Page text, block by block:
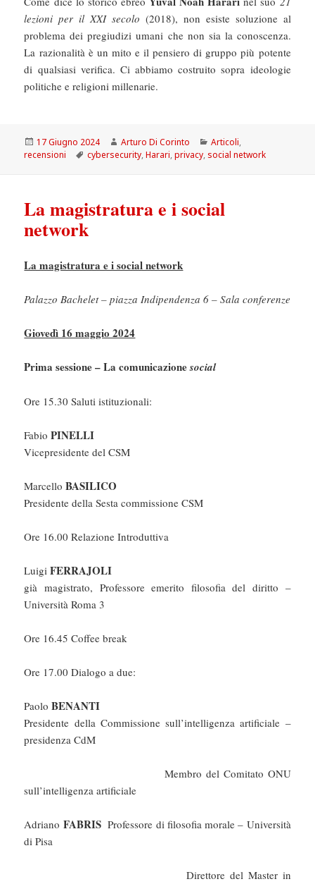
lezioni per il XXI secolo (2018), non esiste soluzione al
problema dei pregiudizi umani che non sia la conoscenza.
La razionalità è un mito e il pensiero di gruppo più potente
di qualsiasi verifica. Ci abbiamo costruito sopra ideologie
politiche e religioni millenarie.
Scritto
il
17 Giugno 2024 Autore
Arturo Di Corinto Categorie
Articoli,
recensioni
Tag
cybersecurity,Harari,privacy, social network
La magistratura e i social
network
La magistratura e i social network
Palazzo Bachelet – piazza Indipendenza 6 – Sala conferenze
Giovedì 16 maggio 2024
Prima sessione – La comunicazionesocial
Ore 15.30 Saluti istituzionali:
FabioPINELLI
Vicepresidente del CSM
MarcelloBASILICO
Presidente della Sesta commissione CSM
Ore 16.00 Relazione Introduttiva
LuigiFERRAJOLI
già magistrato, Professore emerito filosofia del diritto –
Università Roma 3
Ore 16.45 Coffee break
Ore 17.00 Dialogo a due:
PaoloBENANTI
Presidente della Commissione sull’intelligenza artificiale –
presidenza CdM
Membro del Comitato ONU
sull’intelligenza artificiale
Adriano FABRISProfessore di filosofia morale – Università
di Pisa
Direttore del Master in